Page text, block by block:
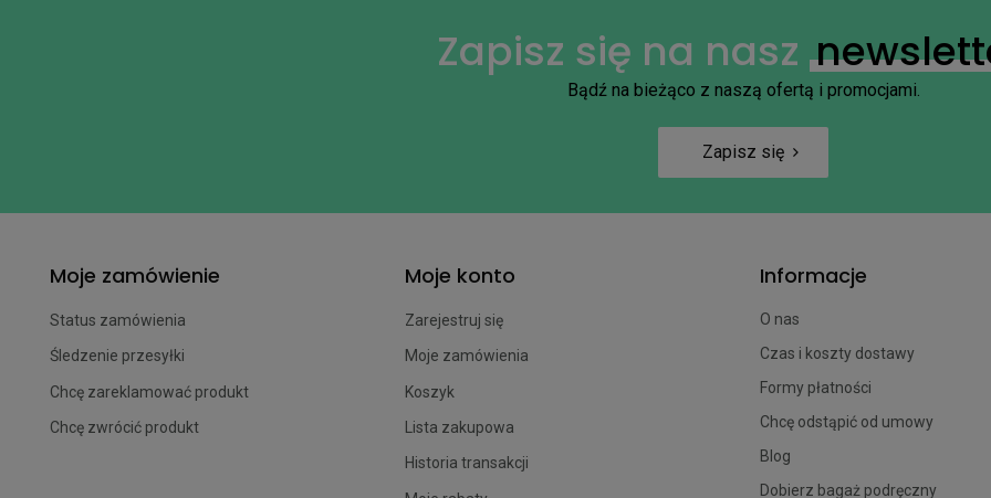
Zapisz się na nasz
Bądź na bieżąco z naszą ofertą i promocjami.
Zapisz się
Moje zamówienie
Status zamówienia
Śledzenie przesyłki
Chcę zareklamować produkt
Chcę zwrócić produkt
Moje konto
Zarejestruj się
Moje zamówienia
Koszyk
Lista zakupowa
Historia transakcji
Informacje
O nas
Czas i koszty dostawy
Formy płatności
Chcę odstąpić od umowy
Blog
Dobierz bagaż podręczny